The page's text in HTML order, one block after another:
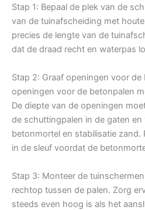
Stap 1: Bepaal de plek van de
van de tuinafscheiding met
precies de lengte van de
dat de draad recht en waterpas
Stap 2: Graaf openingen voor de
openingen voor de betonpalen
De diepte van de openingen
de schuttingpalen in de gaten en
betonmortel en stabilisatie zand.
in de sleuf voordat de
Stap 3: Monteer de
rechtop tussen de palen. Zorg
steeds even hoog is als het